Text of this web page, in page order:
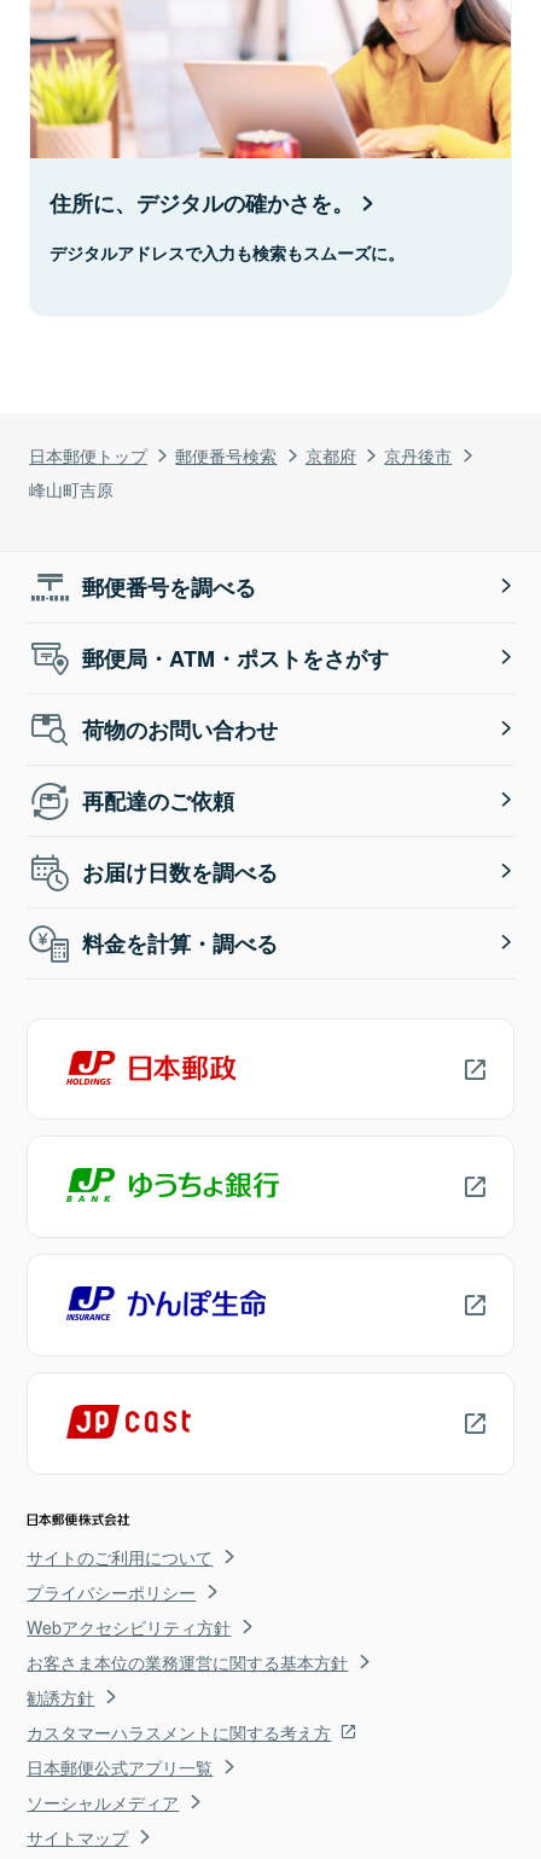
日本郵便トップ 郵便番号検索 京都府
京丹後市
峰山町吉原
住所に、デジタルの確かさを。
デジタルアドレスで入力も検索もスムーズに。
郵便番号を調べる
郵便局・ATM・ポストをさがす
荷物のお問い合わせ
再配達のご依頼
お届け日数を調べる
料金を計算・調べる
サイトのご利用について
プライバシーポリシー
Webアクセシビリティ方針
お客さま本位の業務運営に関する基本方針
勧誘方針
カスタマーハラスメントに関する考え方
日本郵便公式アプリ一覧
ソーシャルメディア
サイトマップ